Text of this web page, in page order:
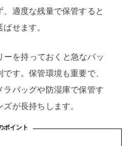
適度な残量で保管すると
せます。
す。保管環境も重要で、
バッグや防湿庫で保管す
が長持ちします。
ポイント